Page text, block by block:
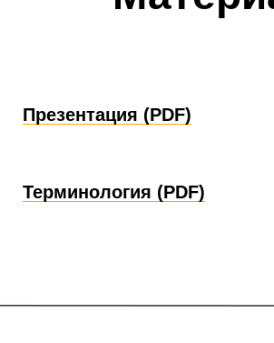
Презентация (PDF)
Терминология (PDF)